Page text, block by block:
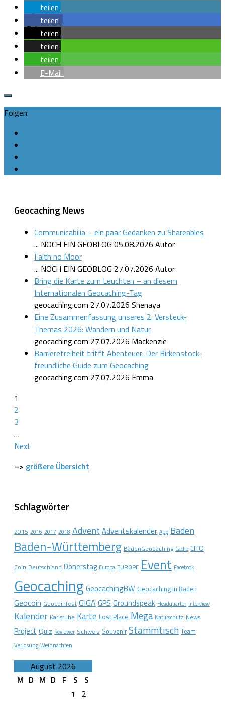
teilen
teilen
teilen
teilen
teilen
E-Mail
Folgen:
Geocaching News
Communicabilia – ein paar Gedanken zu Shareables
... NOCH EIN GEOBLOG 05.08.2026 Autor
Faith no Moor
... NOCH EIN GEOBLOG 27.07.2026 Autor
Bring die Karte zum Leuchten – an diesem
Internationalen Geocaching-Tag
geocaching.com 27.07.2026 Shenaya
Eine Zusammenfassung unseres 2. Versteck-
Themas 2026: Wandern und Natur
geocaching.com 27.07.2026 Mackenzie
Barrierefreiheit trifft Abenteuer: Der Birkenstock-
freundliche Guide zum Geocaching
geocaching.com 27.07.2026 Emma
1
2
3
…
Next
–> größere Übersicht
Schlagwörter
2015 2016 2017 2018 Advent Adventskalender App Baden
Baden-Württemberg BadenGeoCaching Cache CITO
Coin Deutschland Dönerstag Europa EUROPE Event Facebook
Geocaching GeocachingBW Geocaching in Baden
Geocoin Geocoinfest GIGA GPS Groundspeak Headquarter Interview
Kalender Karlsruhe Karte Lost Place Mega Naturschutz News
Project Quiz Reviewer Schweiz Souvenir Stammtisch Team
Verlosung Weihnachten
August 2026
M D M D F S
S
1
2